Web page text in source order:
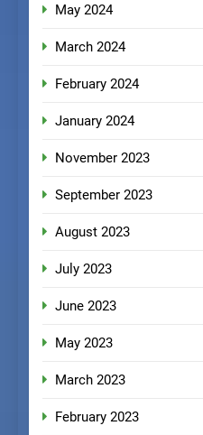
May 2024
March 2024
February 2024
January 2024
November 2023
September 2023
August 2023
July 2023
June 2023
May 2023
March 2023
February 2023